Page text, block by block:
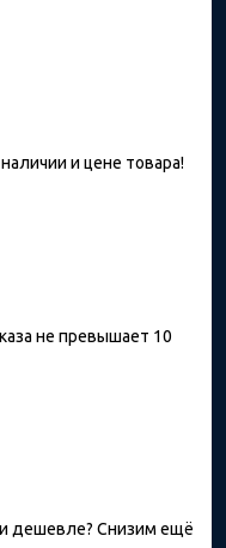
и цене товара!
не превышает 10
дешевле? Снизим ещё